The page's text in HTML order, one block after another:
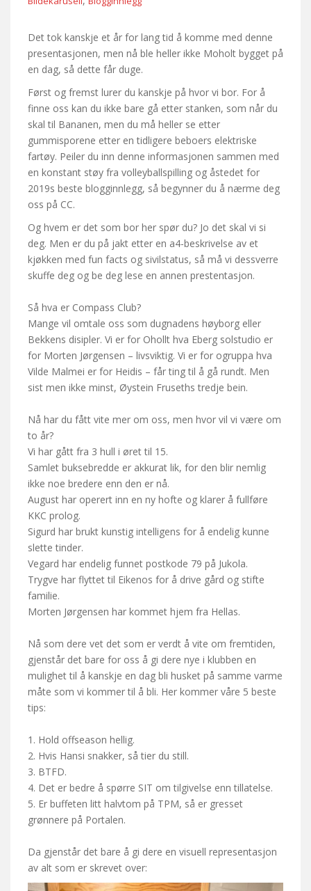
Det tok kanskje et år for lang tid å komme med denne
presentasjonen, men nå ble heller ikke Moholt bygget på
en dag, så dette får duge.
Først og fremst lurer du kanskje på hvor vi bor. For å
finne oss kan du ikke bare gå etter stanken, som når du
skal til Bananen, men du må heller se etter
gummisporene etter en tidligere beboers elektriske
fartøy. Peiler du inn denne informasjonen sammen med
en konstant støy fra volleyballspilling og åstedet for
2019s beste blogginnlegg, så begynner du å nærme deg
oss på CC.
Og hvem er det som bor her spør du? Jo det skal vi si
deg. Men er du på jakt etter en a4-beskrivelse av et
kjøkken med fun facts og sivilstatus, så må vi dessverre
skuffe deg og be deg lese en annen prestentasjon.
Så hva er Compass Club?
Mange vil omtale oss som dugnadens høyborg eller
Bekkens disipler. Vi er for Ohollt hva Eberg solstudio er
for Morten Jørgensen – livsviktig. Vi er for ogruppa hva
Vilde Malmei er for Heidis – får ting til å gå rundt. Men
sist men ikke minst, Øystein Fruseths tredje bein.
Nå har du fått vite mer om oss, men hvor vil vi være om
to år?
Vi har gått fra 3 hull i øret til 15.
Samlet buksebredde er akkurat lik, for den blir nemlig
ikke noe bredere enn den er nå.
August har operert inn en ny hofte og klarer å fullføre
KKC prolog.
Sigurd har brukt kunstig intelligens for å endelig kunne
slette tinder.
Vegard har endelig funnet postkode 79 på Jukola.
Trygve har flyttet til Eikenos for å drive gård og stifte
familie.
Morten Jørgensen har kommet hjem fra Hellas.
Nå som dere vet det som er verdt å vite om fremtiden,
gjenstår det bare for oss å gi dere nye i klubben en
mulighet til å kanskje en dag bli husket på samme varme
måte som vi kommer til å bli. Her kommer våre 5 beste
tips:
1. Hold offseason hellig.
2. Hvis Hansi snakker, så tier du still.
3. BTFD.
4. Det er bedre å spørre SIT om tilgivelse enn tillatelse.
5. Er buffeten litt halvtom på TPM, så er gresset
grønnere på Portalen.
Da gjenstår det bare å gi dere en visuell representasjon
av alt som er skrevet over: